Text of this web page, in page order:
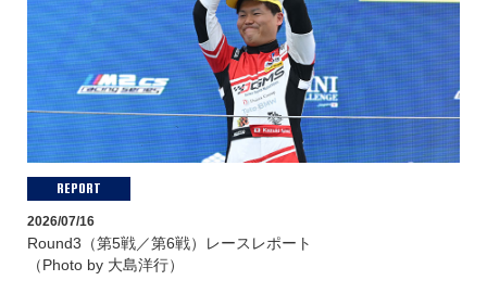
REPORT
2026/07/16
Round3（第5戦／第6戦）レースレポート
（Photo by 大島洋行）